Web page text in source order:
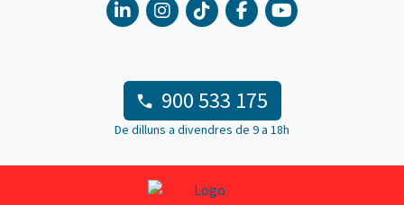
900 533 175
De dilluns a divendres de 9 a 18h